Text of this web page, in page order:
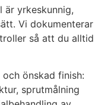
är yrkeskunnig,
Vi dokumenterar
så att du alltid
önskad finish:
sprutmålning